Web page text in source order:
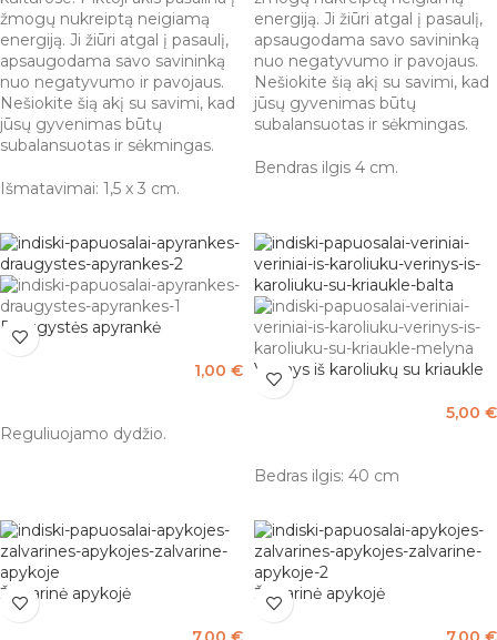
žmogų nukreiptą neigiamą
energiją. Ji žiūri atgal į pasaulį,
apsaugodama savo savininką
nuo negatyvumo ir pavojaus.
Nešiokite šią akį su savimi, kad
jūsų gyvenimas būtų
subalansuotas ir sėkmingas.
Išmatavimai: 1,5 x 3 cm.
energiją. Ji žiūri atgal į pasaulį,
apsaugodama savo savininką
nuo negatyvumo ir pavojaus.
Nešiokite šią akį su savimi, kad
jūsų gyvenimas būtų
subalansuotas ir sėkmingas.
Bendras ilgis 4 cm.
Draugystės apyrankė
1,00 €
Reguliuojamo dydžio.
Vėrinys iš karoliukų su kriaukle
5,00 €
Bedras ilgis: 40 cm
Žalvarinė apykojė Žalvarinė apykojė